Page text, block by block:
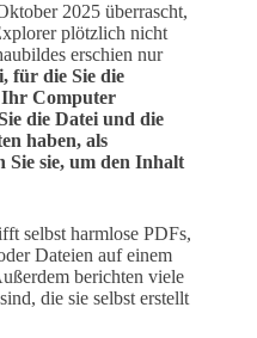
2025 überrascht,
plötzlich nicht
erschien nur
für die Sie die
Ihr Computer
die Datei und die
haben, als
Sie sie, um den Inhalt
selbst harmlose PDFs,
Dateien auf einem
berichten viele
die sie selbst erstellt